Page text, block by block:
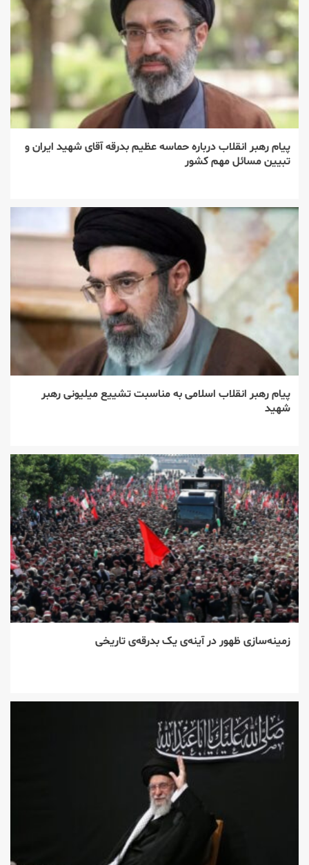
پیام رهبر انقلاب درباره حماسه عظیم بدرقه آقای شهید ایران و
تبیین مسائل مهم کشور
پیام رهبر انقلاب اسلامی به مناسبت تشییع میلیونی رهبر
شهید
زمینه‌سازی ظهور در آینه‌ی یک بدرقه‌ی تاریخی